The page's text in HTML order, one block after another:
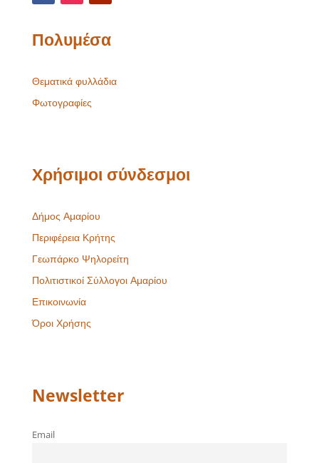
Πολυμέσα
Θεματικά φυλλάδια
Φωτογραφίες
Χρήσιμοι σύνδεσμοι
Δήμος Αμαρίου
Περιφέρεια Κρήτης
Γεωπάρκο Ψηλορείτη
Πολιτιστικοί Σύλλογοι Αμαρίου
Επικοινωνία
Όροι Χρήσης
Newsletter
Email